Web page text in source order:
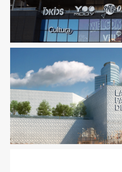
Commercial Pilotage
Amiante Immobilier
D'opération